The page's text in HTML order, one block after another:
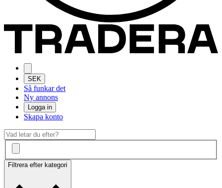
SEK
Så funkar det
Ny annons
Logga in
Skapa konto
Filtrera efter kategori